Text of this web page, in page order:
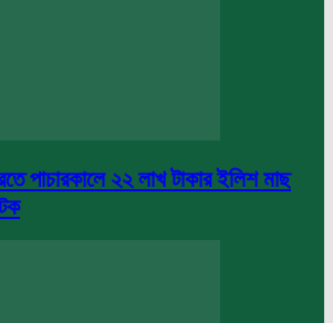
পাচারকালে ২২ লাখ টাকার ইলিশ মাছ